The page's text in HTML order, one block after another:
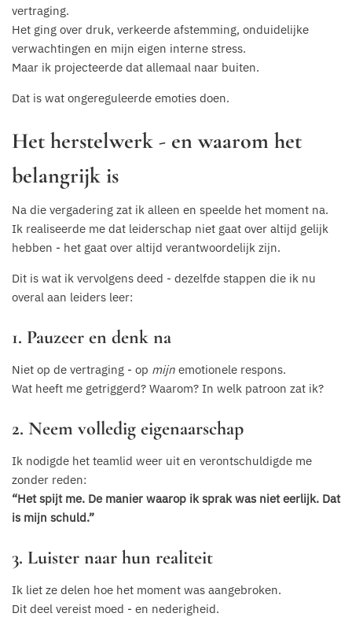
vertraging.
Het ging over druk, verkeerde afstemming, onduidelijke
verwachtingen en mijn eigen interne stress.
Maar ik projecteerde dat allemaal naar buiten.
Dat is wat ongereguleerde emoties doen.
Het herstelwerk - en waarom het
belangrijk is
Na die vergadering zat ik alleen en speelde het moment na.
Ik realiseerde me dat leiderschap niet gaat over altijd gelijk
hebben - het gaat over altijd verantwoordelijk zijn.
Dit is wat ik vervolgens deed - dezelfde stappen die ik nu
overal aan leiders leer:
1. Pauzeer en denk na
Niet op de vertraging - op mijn emotionele respons.
Wat heeft me getriggerd? Waarom? In welk patroon zat ik?
2. Neem volledig eigenaarschap
Ik nodigde het teamlid weer uit en verontschuldigde me
zonder reden:
“Het spijt me. De manier waarop ik sprak was niet eerlijk. Dat
is mijn schuld.”
3. Luister naar hun realiteit
Ik liet ze delen hoe het moment was aangebroken.
Dit deel vereist moed - en nederigheid.